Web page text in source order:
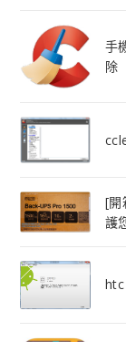
手
除
[開
護